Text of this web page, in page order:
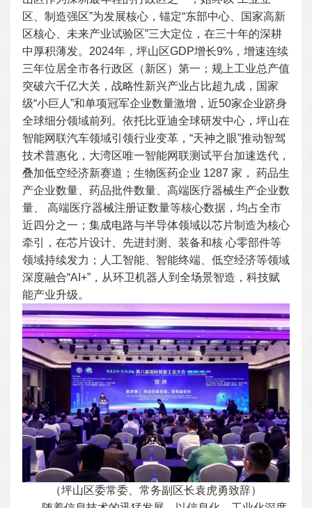
区、制造强区”为发展核心，锚定“东部中心、国家高新
区核心、未来产业试验区”三大定位，在三十年的深耕
中厚积薄发。2024年，坪山区GDP增长9%，增速连续
三年位居全市各行政区（新区）第一；规上工业总产值
突破六千亿大关，战略性新兴产业占比超九成，国家
级“小巨人”和单项冠军企业数量激增，近50家企业跻身
全球细分领域前列。依托比亚迪全球研发中心，坪山在
智能网联汽车领域引领行业变革，“天神之眼”推动智驾
技术普惠化，大湾区唯一智能网联测试平台加速迭代，
叠加低空经济新赛道；生物医药企业 1287 家， 药品生
产企业数量、药品批件数量、高端医疗器械生产企业数
量、 高端医疗器械注册证数量等核心数据，均占全市
近四分之一；集成电路与半导体领域以芯片制造为核心
牵引，在芯片设计、先进封测、装备和核 心零部件等
领域持续发力；人工智能、智能终端、低空经济等领域
深度融合“AI+”，从环卫机器人到全场景智造，科技赋
能产业升级。
（坪山区委常委、常务副区长袁虎勇致辞）